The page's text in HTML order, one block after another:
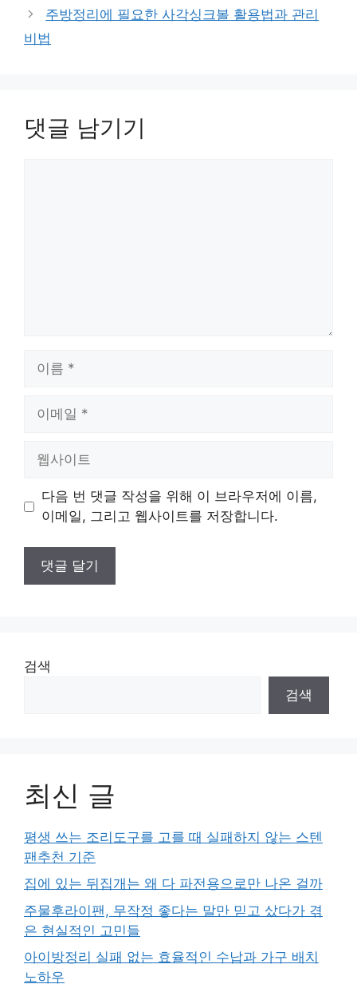
주방정리에 필요한 사각싱크볼 활용법과 관리
비법
댓글 남기기
트
다음 번 댓글 작성을 위해 이 브라우저에 이름,
이메일, 그리고 웹사이트를 저장합니다.
검색
검색
최신 글
평생 쓰는 조리도구를 고를 때 실패하지 않는 스텐
팬추천 기준
집에 있는 뒤집개는 왜 다 파전용으로만 나온 걸까
주물후라이팬, 무작정 좋다는 말만 믿고 샀다가 겪
은 현실적인 고민들
아이방정리 실패 없는 효율적인 수납과 가구 배치
노하우